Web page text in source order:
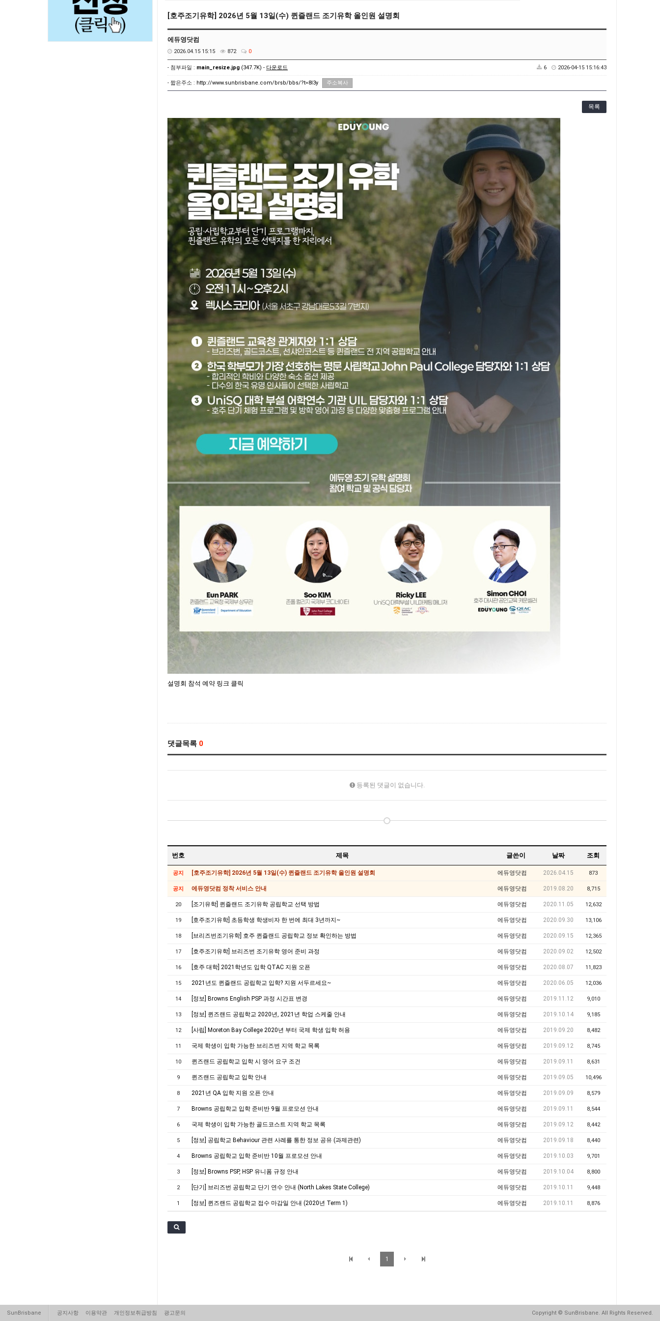
[호주조기유학] 2026년 5월 13일(수) 퀸즐랜드 조기유학 올인원 설명회
에듀영닷컴
2026.04.15 15:15 872 0
- 첨부파일 : main_resize.jpg (347.7K) - 다운로드 6 2026-04-15 15:16:43
- 짧은주소 : http://www.sunbrisbane.com/brsb/bbs/?t=8I3y 주소복사
목록
설명회 참석 예약 링크 클릭
댓글목록 0
등록된 댓글이 없습니다.
번호 제목 글쓴이 날짜 조회
공지 [호주조기유학] 2026년 5월 13일(수) 퀸즐랜드 조기유학 올인원 설명회 에듀영닷컴 2026.04.15 873
공지 에듀영닷컴 정착 서비스 안내 에듀영닷컴 2019.08.20 8,715
20 [조기유학] 퀸즐랜드 조기유학 공립학교 선택 방법 에듀영닷컴 2020.11.05 12,632
19 [호주조기유학] 초등학생 학생비자 한 번에 최대 3년까지~ 에듀영닷컴 2020.09.30 13,106
18 [브리즈번조기유학] 호주 퀸즐랜드 공립학교 정보 확인하는 방법 에듀영닷컴 2020.09.15 12,365
17 [호주조기유학] 브리즈번 조기유학 영어 준비 과정 에듀영닷컴 2020.09.02 12,502
16 [호주 대학] 2021학년도 입학 QTAC 지원 오픈 에듀영닷컴 2020.08.07 11,823
15 2021년도 퀸즐랜드 공립학교 입학? 지원 서두르세요~ 에듀영닷컴 2020.06.05 12,036
14 [정보] Browns English PSP 과정 시간표 변경 에듀영닷컴 2019.11.12 9,010
13 [정보] 퀸즈랜드 공립학교 2020년, 2021년 학업 스케줄 안내 에듀영닷컴 2019.10.14 9,185
12 [사립] Moreton Bay College 2020년 부터 국제 학생 입학 허용 에듀영닷컴 2019.09.20 8,482
11 국제 학생이 입학 가능한 브리즈번 지역 학교 목록 에듀영닷컴 2019.09.12 8,745
10 퀸즈랜드 공립학교 입학 시 영어 요구 조건 에듀영닷컴 2019.09.11 8,631
9 퀸즈랜드 공립학교 입학 안내 에듀영닷컴 2019.09.05 10,496
8 2021년 QA 입학 지원 오픈 안내 에듀영닷컴 2019.09.09 8,579
7 Browns 공립학교 입학 준비반 9월 프로모션 안내 에듀영닷컴 2019.09.11 8,544
6 국제 학생이 입학 가능한 골드코스트 지역 학교 목록 에듀영닷컴 2019.09.12 8,442
5 [정보] 공립학교 Behaviour 관련 사례를 통한 정보 공유 (과제관련) 에듀영닷컴 2019.09.18 8,440
4 Browns 공립학교 입학 준비반 10월 프로모션 안내 에듀영닷컴 2019.10.03 9,701
3 [정보] Browns PSP, HSP 유니폼 규정 안내 에듀영닷컴 2019.10.04 8,800
2 [단기] 브리즈번 공립학교 단기 연수 안내 (North Lakes State College) 에듀영닷컴 2019.10.11 9,448
1 [정보] 퀸즈랜드 공립학교 접수 마감일 안내 (2020년 Term 1) 에듀영닷컴 2019.10.11 8,876
1
SunBrisbane 공지사항 이용약관 개인정보취급방침 광고문의 Copyright © SunBrisbane. All Rights Reserved.